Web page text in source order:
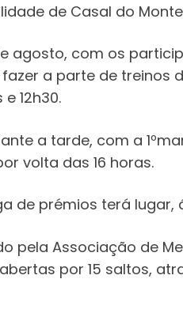
de Casal do
agosto, com os
a parte de treinos
12h30.
a tarde, com a
volta das 16 horas.
de prémios terá lugar,
pela Associação de
por 15 saltos,